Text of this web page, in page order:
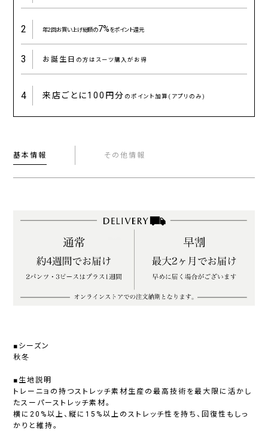
2 年2回お買い上げ総額の7%をポイント還元
3 お誕生日 の方はスーツ購入がお得
4 来店ごとに100円分 のポイント加算(アプリのみ)
基本情報 その他情報
■シーズン
秋冬
■生地説明
トレーニョの持つストレッチ素材生産の最高技術を最大限に活かし
たスーパーストレッチ素材。
横に20%以上、縦に15%以上のストレッチ性を持ち、回復性もしっ
かりと維持。